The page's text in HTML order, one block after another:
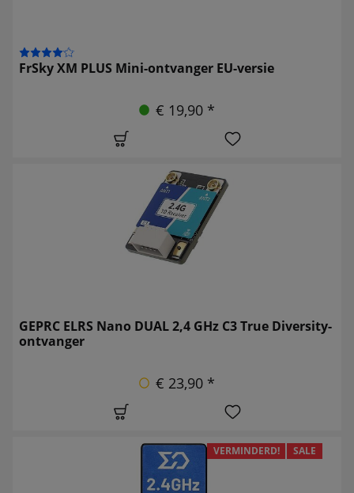
FrSky XM PLUS Mini-ontvanger EU-versie
€ 19,90 *
GEPRC ELRS Nano DUAL 2,4 GHz C3 True Diversity-
ontvanger
€ 23,90 *
VERMINDERD! SALE